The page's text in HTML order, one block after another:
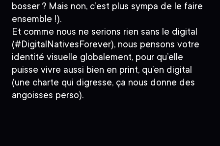
bosser ? Mais non, c’est plus sympa de le faire
ensemble !).
Et comme nous ne serions rien sans le digital
(#DigitalNativesForever), nous pensons votre
identité visuelle globalement, pour qu’elle
puisse vivre aussi bien en print, qu’en digital
(une charte qui digresse, ça nous donne des
angoisses perso).